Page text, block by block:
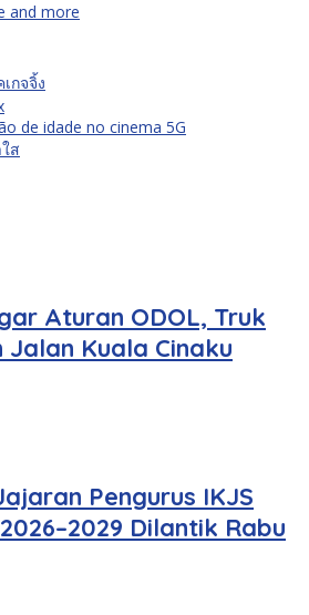
and more
กจจิ้ง
de idade no cinema 5G
ส
Aturan ODOL, Truk
Kuala Cinaku
Pengurus IKJS
Dilantik Rabu